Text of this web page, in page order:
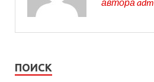
ПОИСК